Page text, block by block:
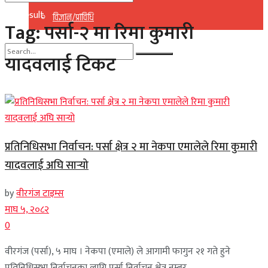
विज्ञान/प्राविधि
No Result
View All Result
No Result
View All Result
Tag:पर्सा-२ मा रिमा कुमारी
यादवलाई टिकट
प्रतिनिधिसभा निर्वाचन: पर्सा क्षेत्र २ मा नेकपा एमालेले रिमा कुमारी
यादवलाई अघि सार्‍यो
byवीरगंज टाइम्स
माघ ५, २०८२
0
वीरगंज (पर्सा), ५ माघ । नेकपा (एमाले) ले आगामी फागुन २१ गते हुने